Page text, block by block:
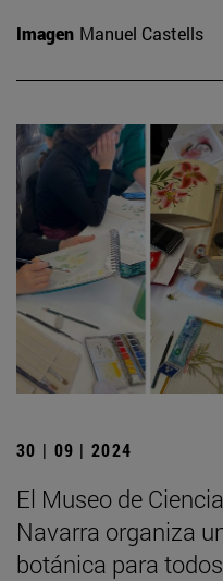
Imagen Manuel Castells
30 | 09 | 2024
El Museo de
Navarra organiza
botánica para